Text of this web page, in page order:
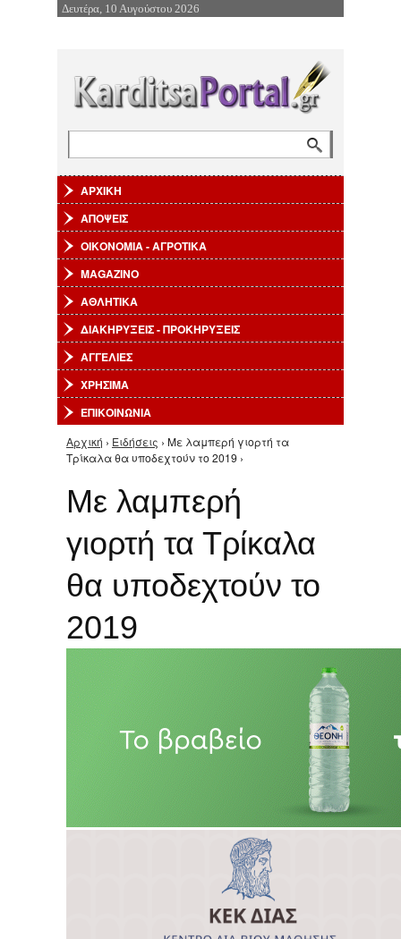
Επιστροφή στην Πλοήγηση
Δευτέρα, 10 Αυγούστου 2026
ΑΡΧΙΚΗ
ΑΠΟΨΕΙΣ
ΟΙΚΟΝΟΜΙΑ - ΑΓΡΟΤΙΚΑ
MAGAZINO
ΑΘΛΗΤΙΚΑ
ΔΙΑΚΗΡΥΞΕΙΣ - ΠΡΟΚΗΡΥΞΕΙΣ
ΑΓΓΕΛΙΕΣ
ΧΡΗΣΙΜΑ
ΕΠΙΚΟΙΝΩΝΙΑ
Είστε εδώ
Αρχική › Ειδήσεις › Με λαμπερή γιορτή τα
Τρίκαλα θα υποδεχτούν το 2019 ›
Με λαμπερή
γιορτή τα Τρίκαλα
θα υποδεχτούν το
2019